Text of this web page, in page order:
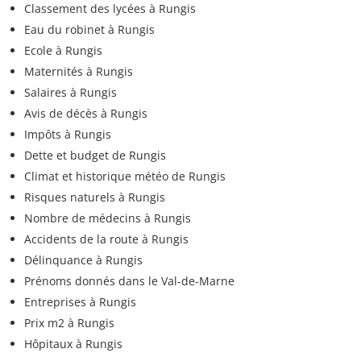
Classement des lycées à Rungis
Eau du robinet à Rungis
Ecole à Rungis
Maternités à Rungis
Salaires à Rungis
Avis de décès à Rungis
Impôts à Rungis
Dette et budget de Rungis
Climat et historique météo de Rungis
Risques naturels à Rungis
Nombre de médecins à Rungis
Accidents de la route à Rungis
Délinquance à Rungis
Prénoms donnés dans le Val-de-Marne
Entreprises à Rungis
Prix m2 à Rungis
Hôpitaux à Rungis